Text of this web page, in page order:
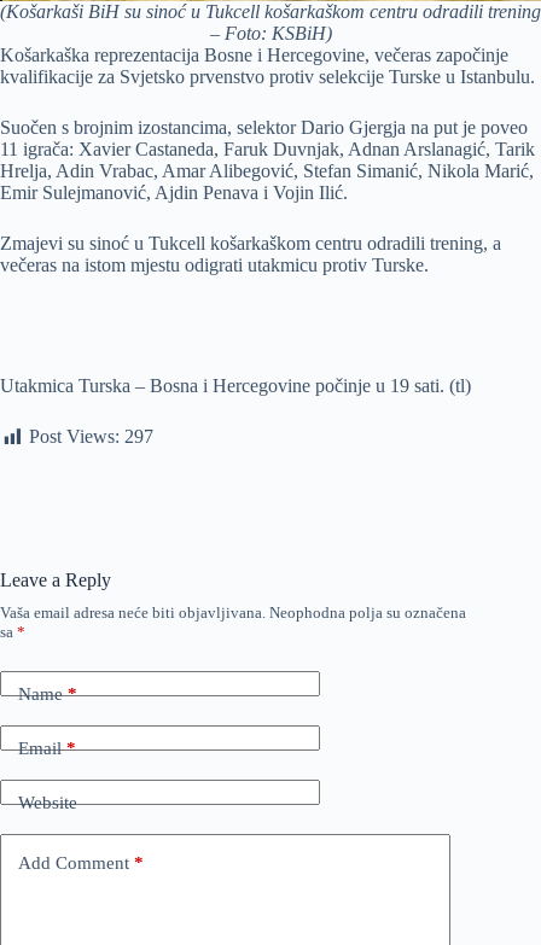
(Košarkaši BiH su sinoć u Tukcell košarkaškom centru odradili trening
– Foto: KSBiH)
Košarkaška reprezentacija Bosne i Hercegovine, večeras započinje
kvalifikacije za Svjetsko prvenstvo protiv selekcije Turske u Istanbulu.
Suočen s brojnim izostancima, selektor Dario Gjergja na put je poveo
11 igrača: Xavier Castaneda, Faruk Duvnjak, Adnan Arslanagić, Tarik
Hrelja, Adin Vrabac, Amar Alibegović, Stefan Simanić, Nikola Marić,
Emir Sulejmanović, Ajdin Penava i Vojin Ilić.
Zmajevi su sinoć u Tukcell košarkaškom centru odradili trening, a
večeras na istom mjestu odigrati utakmicu protiv Turske.
Utakmica Turska – Bosna i Hercegovine počinje u 19 sati. (tl)
Post Views: 297
Leave a Reply
Vaša email adresa neće biti objavljivana. Neophodna polja su označena
sa *
Name*
Email*
Website
Add Comment *